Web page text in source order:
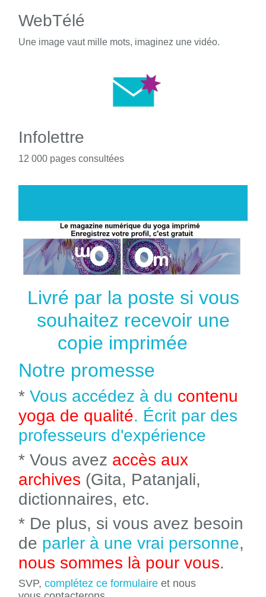
WebTélé
Une image vaut mille mots, imaginez une vidéo.
Infolettre
12 000 pages consultées
Livré par la poste si vous
souhaitez recevoir une
copie imprimée
Notre promesse
* Vous accédez à du contenu
yoga de qualité. Écrit par des
professeurs d'expérience
* Vous avez accès aux
archives (Gita, Patanjali,
dictionnaires, etc.
* De plus, si vous avez besoin
de parler à une vrai personne,
nous sommes là pour vous.
SVP, complétez ce formulaire et nous